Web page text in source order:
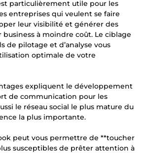
particulièrement utile pour les
entreprises qui veulent se faire
leur visibilité et générer des
à moindre coût. Le ciblage
de pilotage et d’analyse vous
optimale de votre
expliquent le développement
de communication pour les
le réseau social le plus mature du
la plus importante.
peut vous permettre de **toucher
susceptibles de prêter attention à